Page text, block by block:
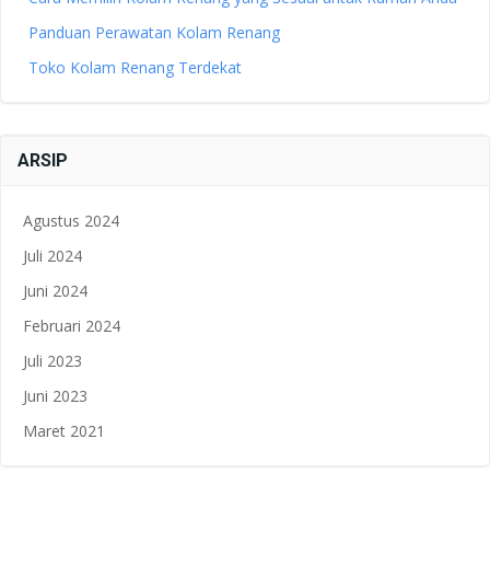
Panduan Perawatan Kolam Renang
Toko Kolam Renang Terdekat
ARSIP
Agustus 2024
Juli 2024
Juni 2024
Februari 2024
Juli 2023
Juni 2023
Maret 2021